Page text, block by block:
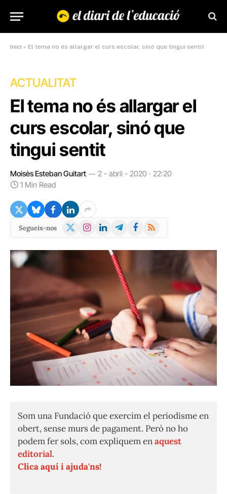
Inici » El tema no és allargar el curs escolar, sinó que tingui sentit
ACTUALITAT
El tema no és allargar el
curs escolar, sinó que
tingui sentit
Moisès Esteban Guitart
2 - abril - 2020 · 22:20
1 Min Read
Segueix-nos
X
Instagram
LinkedInTelegramFacebook
RSS
Som una Fundació que exercim el periodisme en
obert, sense murs de pagament. Però no ho
podem fer sols, com expliquem enaquest
editorial.
Clica aquí i ajuda'ns!